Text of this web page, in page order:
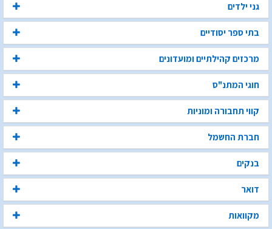
גני ילדים
בתי ספר יסודיים
מרכזים קהילתיים ומועדונים
חוגי המתנ"ס
קווי תחבורה ומוניות
חברת החשמל
בנקים
דואר
מקוואות